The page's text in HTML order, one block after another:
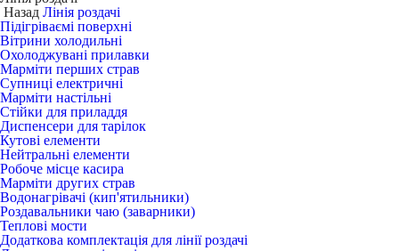
Назад Лінія роздачі
Підігріваємі поверхні
Вітрини холодильні
Охолоджувані прилавки
Марміти перших страв
Супниці електричні
Марміти настільні
Стійки для приладдя
Диспенсери для тарілок
Кутові елементи
Нейтральні елементи
Робоче місце касира
Марміти других страв
Водонагрівачі (кип'ятильники)
Роздавальники чаю (заварники)
Теплові мости
Додаткова комплектація для лінії роздачі